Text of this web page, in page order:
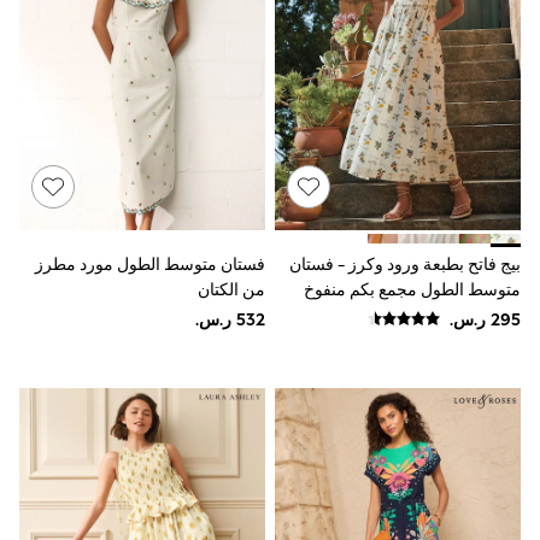
Sun Hats & Caps
Resort Styles
Boys' Holiday Shop
Boys' Travel Styles
Sunset Styles
Occasionwear
Sets & Outfits
Linen Collection
Tops & T-Shirts
Shirts
Polo Shirts
Swimwear
Shorts
Sandals & Clogs
Sun Hats & Caps
Sunglasses
Baby Holiday Shop
Baby Summer Nightwear
Occasionwear
Dresses
Sets & Outfits
بيج فاتح بطبعة ورود وكرز - فستان
متوسط الطول مجمع بكم منفوخ
فستان متوسط الطول مورد مطرز
من الكتان